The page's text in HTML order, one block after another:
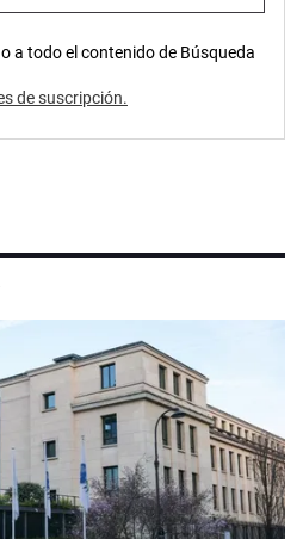
a todo el contenido de Búsqueda
de suscripción.